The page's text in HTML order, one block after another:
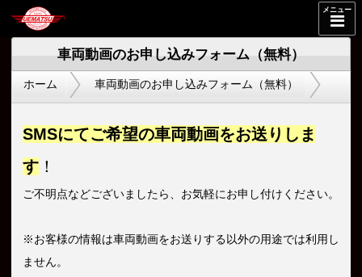
メニュー
車両動画のお申し込みフォーム（無料）
ホーム 車両動画のお申し込みフォーム（無料）
SMSにてご希望の車両動画をお送りしま
す ！
ご不明点などございましたら、お気軽にお申し付けください。
※お客様の情報は車両動画をお送りする以外の用途では利用し
ません。